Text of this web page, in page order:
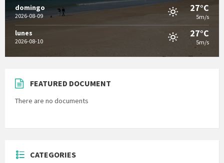
domingo
2026-08-09
27°C
5m/s
lunes
2026-08-10
27°C
5m/s
FEATURED DOCUMENT
There are no documents
CATEGORIES